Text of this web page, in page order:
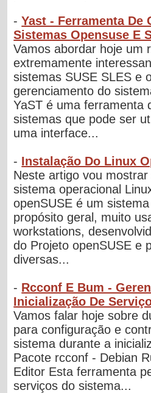
-Yast - Ferramenta De
Sistemas Opensuse E
Vamos abordar hoje um
extremamente
sistemas SUSE SLES e
gerenciamento do
YaST é uma ferramenta
sistemas que pode ser
uma interface...
- Instalação Do Linux
Neste artigo vou
sistema operacional
openSUSE é um
propósito geral, muito
workstations,
do Projeto openSUSE e
diversas...
- Rcconf E Bum -
Inicialização De
Vamos falar hoje sobre
para configuração e
sistema durante a
Pacote rcconf - Debian
Editor Esta ferramenta
serviços do sistema...